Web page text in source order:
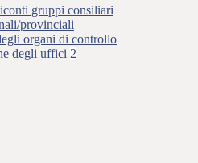
gruppi consiliari
provinciali
organi di controllo
degli uffici 2